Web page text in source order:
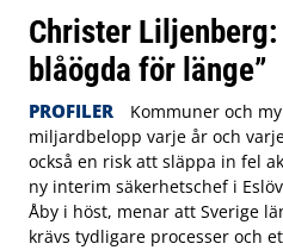
Christer
blåögda för länge”
PROFILER
Kommuner och
miljardbelopp varje år och
också en risk att släppa in fel
ny interim säkerhetschef i
Åby i höst, menar att Sverige
krävs tydligare processer och